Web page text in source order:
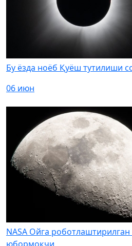
Бу ёзда ноёб Қуёш тутилиши
06 июн
NASA Ойга